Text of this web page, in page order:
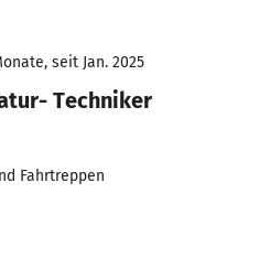
seit Jan. 2025
Techniker
Fahrtreppen